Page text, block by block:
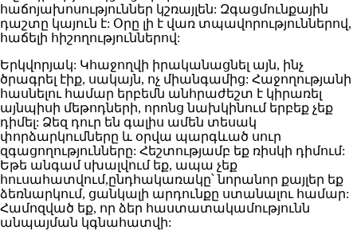
հաճոյախոսություններ կշռայլեն: Զգացմունքային
դաշտը կայուն է: Օրը լի է վառ տպավորություններով,
հաճելի հիշողություններով:
Երկվորյակ: Կհաջողվի իրականացնել այն, ինչ
ծրագրել էիք, սակայն, ոչ միանգամից: Հաջողությանի
հասնելու համար երբեմն անհրաժեշտ է կիրառել
այնպիսի մեթոդների, որոնց նախկինում երբեք չեք
դիմել: Ձեզ դուր են գալիս ամեն տեսակ
փորձարկումները և օրվա պարգևած սուր
զգացողությունները: Հեշտությամբ եք ռիսկի դիմում:
Եթե անգամ սխալվում եք, ապա չեք
հուսահատվում,ընդհակառակը՝ նորանոր քայլեր եք
ձեռնարկում, ցանկալի արդունքը ստանալու համար:
Համոզված եք, որ ձեր հաստատակամությունն
անպայման կգնահատվի: